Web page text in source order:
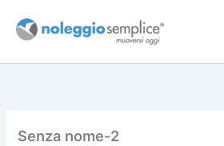
Senza nome-2